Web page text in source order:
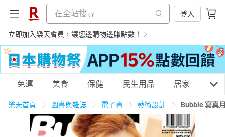
登入
立即加入樂天會員，讓您邊購物邊賺點數！
購物網分類
天天免運 美食蛋糕 養生保健 民生用品
免運 美食 保健 民生用品 居家 3C
樂天首頁 圖書與雜誌 電子書 藝術設計 Bubble 寫真